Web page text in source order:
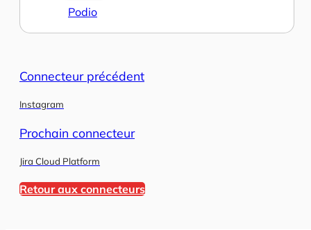
Podio
Connecteur précédent
Instagram
Prochain connecteur
Jira Cloud Platform
Retour aux connecteurs